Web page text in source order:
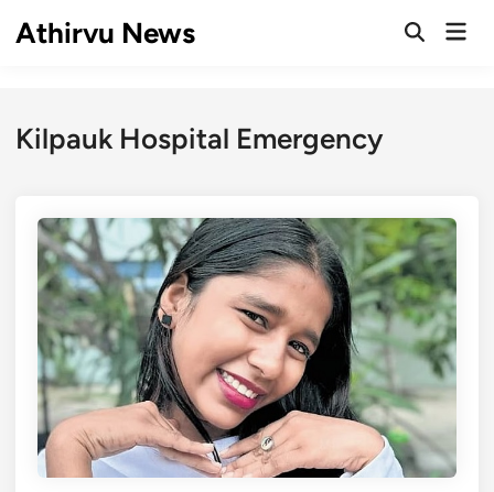
Athirvu News
OpenMain
Kilpauk Hospital Emergency